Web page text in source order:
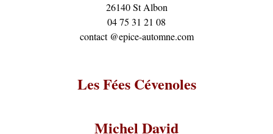
26140 St Albon
04 75 31 21 08
contact @epice-automne.com
Les Fées Cévenoles
Michel David